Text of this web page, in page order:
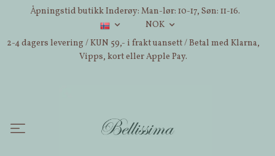
Åpningstid butikk Inderøy: Man-lør: 10-17, Søn: 11-16.
NOK
2-4 dagers levering / KUN 59,- i frakt uansett / Betal med Klarna,
Vipps, kort eller Apple Pay.